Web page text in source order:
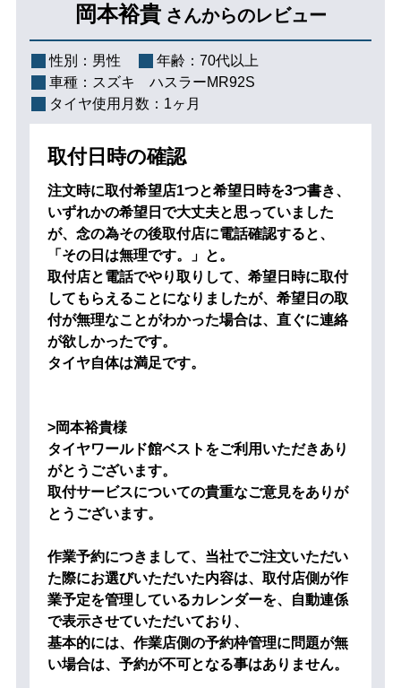
岡本裕貴 さんからのレビュー
性別： 男性 年齢： 70代以上
車種： スズキ ハスラーMR92S
タイヤ使用月数： 1ヶ月
取付日時の確認
注文時に取付希望店1つと希望日時を3つ書き、
いずれかの希望日で大丈夫と思っていました
が、念の為その後取付店に電話確認すると、
「その日は無理です。」と。
取付店と電話でやり取りして、希望日時に取付
してもらえることになりましたが、希望日の取
付が無理なことがわかった場合は、直ぐに連絡
が欲しかったです。
タイヤ自体は満足です。
>岡本裕貴様
タイヤワールド館ベストをご利用いただきあり
がとうございます。
取付サービスについての貴重なご意見をありが
とうございます。
作業予約につきまして、当社でご注文いただい
た際にお選びいただいた内容は、取付店側が作
業予定を管理しているカレンダーを、自動連係
で表示させていただいており、
基本的には、作業店側の予約枠管理に問題が無
い場合は、予約が不可となる事はありません。